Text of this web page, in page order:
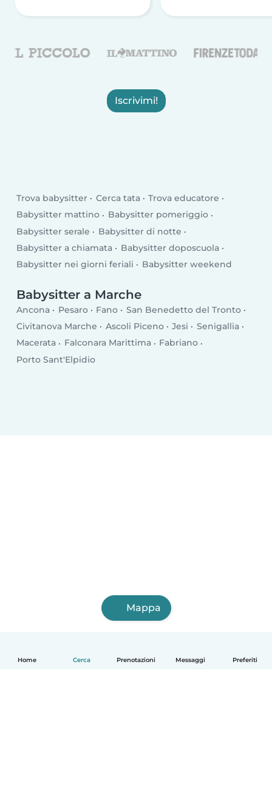
Home Cerca Prenotazioni Messaggi Preferiti
Iscrivimi!
Trova babysitter Cerca tata
Trova educatore
Babysitter mattino
Babysitter pomeriggio
Babysitter serale
Babysitter di notte
Babysitter a chiamata
Babysitter doposcuola
Babysitter nei giorni feriali
Babysitter weekend
Babysitter a Marche
Ancona Pesaro Fano
San Benedetto del Tronto
Civitanova Marche
Ascoli Piceno Jesi
Senigallia
Macerata
Falconara Marittima
Fabriano
Porto Sant'Elpidio
Mappa